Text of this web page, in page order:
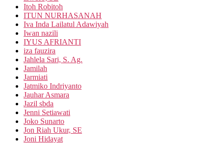
Itoh Robitoh
ITUN NURHASANAH
Iva Inda Lailatul Adawiyah
Iwan nazili
IYUS AFRIANTI
iza fauzira
Jahlela Sari, S. Ag.
Jamilah
Jarmiati
Jatmiko Indriyanto
Jauhar Asmara
Jazil sbda
Jenni Setiawati
Joko Sunarto
Jon Riah Ukur, SE
Joni Hidayat